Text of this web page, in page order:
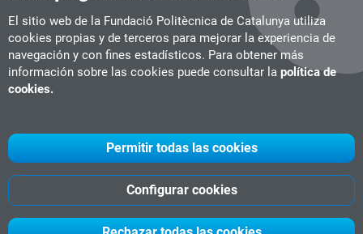
El sitio web de la Fundació Politècnica de Catalunya utiliza
cookies propias y de terceros para mejorar la experiencia de
navegación y con fines estadísticos. Para obtener más
información sobre las cookies puede consultar la política de
cookies.
Configurar cookies
Permitir todas las cookies
UPC CITM
UPC Videogames